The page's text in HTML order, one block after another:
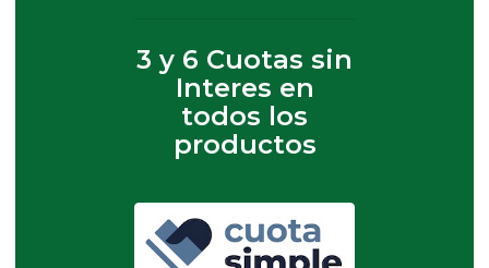
3 y 6 Cuotas sin
Interes en
todos los
productos